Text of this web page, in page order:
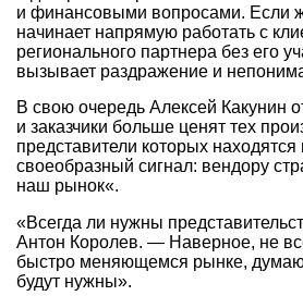
и финансовыми вопросами. Если
начинает напрямую работать с
регионального партнера без его
вызывает раздражение и
В свою очередь Алексей Какунин
и заказчики больше ценят тех
представители которых
своеобразный сигнал: вендору
наш рынок«.
«Всегда ли нужны
Антон Королев. — Наверное, не
быстро меняющемся рынке,
будут нужны».